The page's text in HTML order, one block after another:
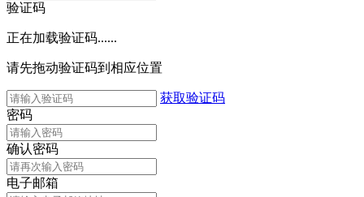
验证码
正在加载验证码......
请先拖动验证码到相应位置
获取验证码
密码
确认密码
电子邮箱